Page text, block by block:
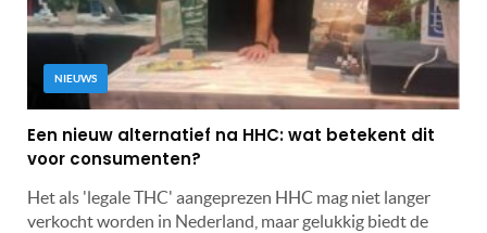
NIEUWS
Een nieuw alternatief na HHC: wat betekent dit
voor consumenten?
Het als 'legale THC' aangeprezen HHC mag niet langer
verkocht worden in Nederland, maar gelukkig biedt de